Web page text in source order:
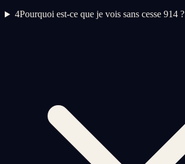
4Pourquoi est-ce que je vois sans cesse 914 ?